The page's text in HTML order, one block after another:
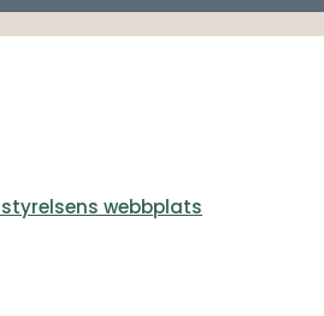
webbplats